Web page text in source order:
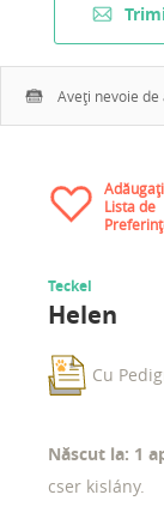
Aveți nevoie
Lista de
Teckel
Helen
Cu
Născut la: 1
cser kislány.